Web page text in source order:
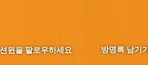
윈을 팔로우하세요 방명록 남기기